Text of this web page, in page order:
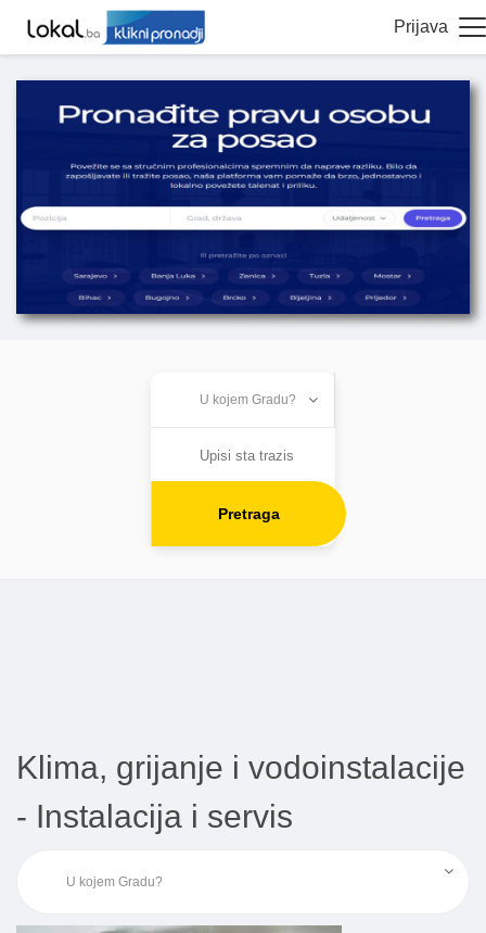
Prijava
Pretraga
Klima, grijanje i vodoinstalacije
- Instalacija i servis